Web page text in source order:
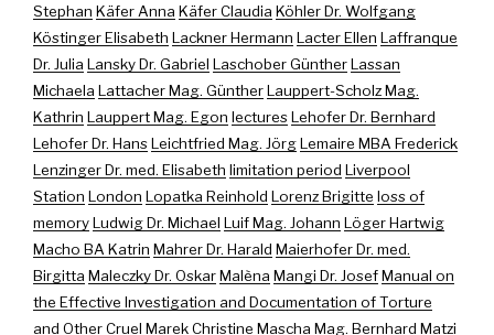
Stephan Käfer Anna Käfer Claudia Köhler Dr. Wolfgang
Köstinger Elisabeth Lackner Hermann Lacter Ellen Laffranque
Dr. Julia Lansky Dr. Gabriel Laschober GüntherLassan
Michaela Lattacher Mag. GüntherLauppert-Scholz Mag.
Kathrin Lauppert Mag. Egon lecturesLehofer Dr. Bernhard
Lehofer Dr. HansLeichtfried Mag. JörgLemaire MBA Frederick
Lenzinger Dr. med. Elisabeth limitation period Liverpool
Station London Lopatka Reinhold Lorenz Brigitte loss of
memoryLudwig Dr. Michael Luif Mag. Johann Löger Hartwig
Macho BA Katrin Mahrer Dr. Harald Maierhofer Dr. med.
Birgitta Maleczky Dr. OskarMalèna Mangi Dr. JosefManual on
the Effective Investigation and Documentation of Torture
and Other Cruel Marek Christine Mascha Mag. Bernhard Matzi